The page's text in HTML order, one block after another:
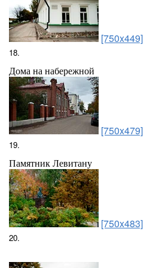
[750x449]
18.
Дома на набережной
[750x479]
19.
Памятник Левитану
[750x483]
20.